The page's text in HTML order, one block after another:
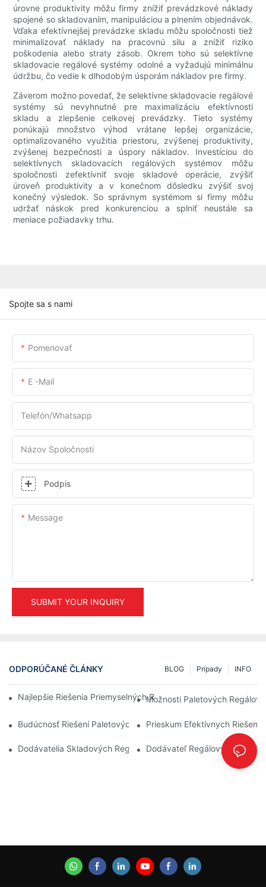
úrovne produktivity môžu firmy znížiť prevádzkové náklady
spojené so skladovaním, manipuláciou a plnením objednávok.
Vďaka efektívnejšej prevádzke skladu môžu spoločnosti tiež
minimalizovať náklady na pracovnú silu a znížiť riziko
poškodenia alebo straty zásob. Okrem toho sú selektívne
skladovacie regálové systémy odolné a vyžadujú minimálnu
údržbu, čo vedie k dlhodobým úsporám nákladov pre firmy.
Záverom možno povedať, že selektívne skladovacie regálové
systémy sú nevyhnutné pre maximalizáciu efektívnosti
skladu a zlepšenie celkovej prevádzky. Tieto systémy
ponúkajú množstvo výhod vrátane lepšej organizácie,
optimalizovaného využitia priestoru, zvýšenej produktivity,
zvýšenej bezpečnosti a úspory nákladov. Investíciou do
selektívnych skladovacích regálových systémov môžu
spoločnosti zefektívniť svoje skladové operácie, zvýšiť
úroveň produktivity a v konečnom dôsledku zvýšiť svoj
konečný výsledok. So správnym systémom si firmy môžu
udržať náskok pred konkurenciou a splniť neustále sa
meniace požiadavky trhu.
Spojte sa s nami
Pomenovať
E -mail
Telefón/whatsapp
Názov Spoločnosti
Podpis
Message
SUBMIT YOUR INQUIRY
ODPORÚČANÉ ČLÁNKY INFO
Prípady
BLOG
Najlepšie Riešenia Priemyselných Regálov Pre Efektívne
Možnosti Paletových Regálov
Budúcnosť Riešení Paletových Regálov: Trendy A Inovácie
Prieskum Efektívnych Riešení
Dodávatelia Skladových Regálov: Na Čo Sa Zamerať
Dodávateľ Regálových